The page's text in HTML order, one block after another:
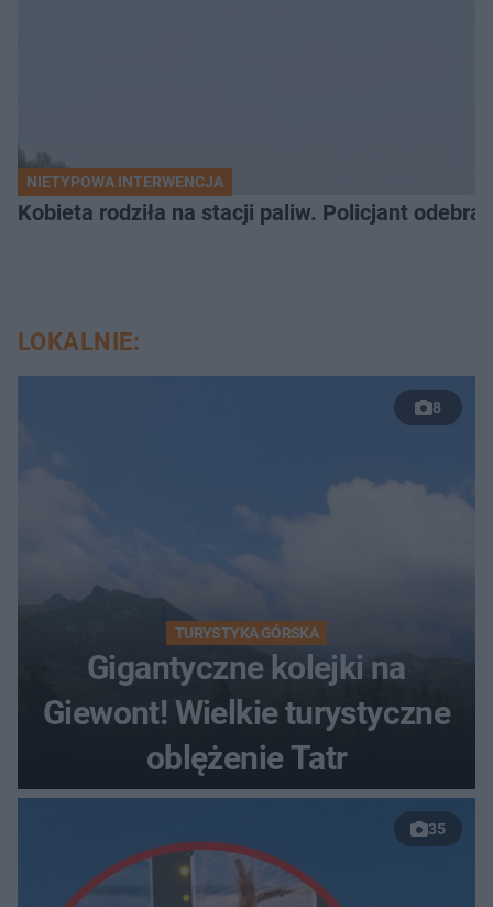
NIETYPOWA INTERWENCJA
Kobieta rodziła na stacji paliw. Policjant
LOKALNIE:
8
TURYSTYKA GÓRSKA
Gigantyczne kolejki na
Giewont! Wielkie turystyczne
oblężenie Tatr
35